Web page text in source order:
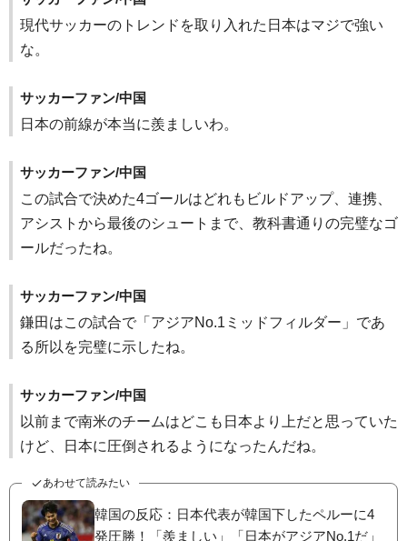
現代サッカーのトレンドを取り入れた日本はマジで強い
な。
サッカーファン/中国
日本の前線が本当に羨ましいわ。
サッカーファン/中国
この試合で決めた4ゴールはどれもビルドアップ、連携、
アシストから最後のシュートまで、教科書通りの完璧なゴ
ールだったね。
サッカーファン/中国
鎌田はこの試合で「アジアNo.1ミッドフィルダー」であ
る所以を完璧に示したね。
サッカーファン/中国
以前まで南米のチームはどこも日本より上だと思っていた
けど、日本に圧倒されるようになったんだね。
あわせて読みたい
韓国の反応：日本代表が韓国下したペルーに4
発圧勝！「羨ましい」「日本がアジアNo.1だ」